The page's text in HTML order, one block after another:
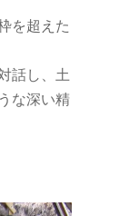
を超えた
話し、土
な深い精